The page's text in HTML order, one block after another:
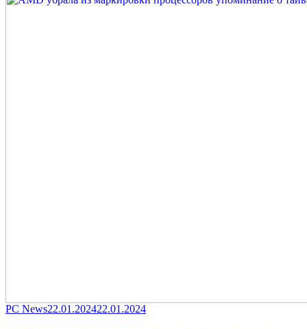
Category
PC NewsPosted
22.01.202422.01.2024